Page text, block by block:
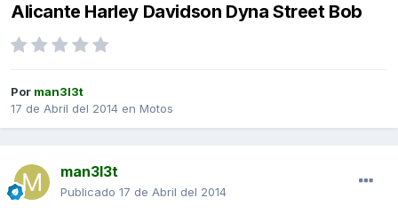
Alicante Harley Davidson Dyna Street Bob
Por man3l3t
17 de Abril del 2014 en Motos
man3l3t
Publicado 17 de Abril del 2014